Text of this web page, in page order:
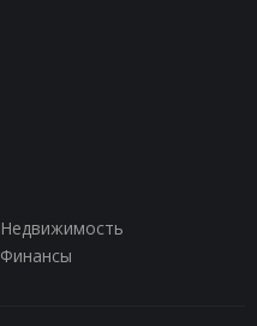
Недвижимость
Финансы